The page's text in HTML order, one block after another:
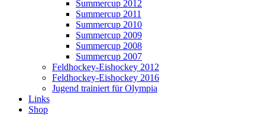
Summercup 2012
Summercup 2011
Summercup 2010
Summercup 2009
Summercup 2008
Summercup 2007
Feldhockey-Eishockey 2012
Feldhockey-Eishockey 2016
Jugend trainiert für Olympia
Links
Shop